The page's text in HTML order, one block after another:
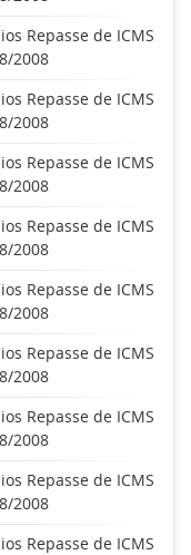
Repasse de ICMS
2008
Repasse de ICMS
2008
Repasse de ICMS
2008
Repasse de ICMS
2008
Repasse de ICMS
2008
Repasse de ICMS
2008
Repasse de ICMS
2008
Repasse de ICMS
2008
Repasse de ICMS